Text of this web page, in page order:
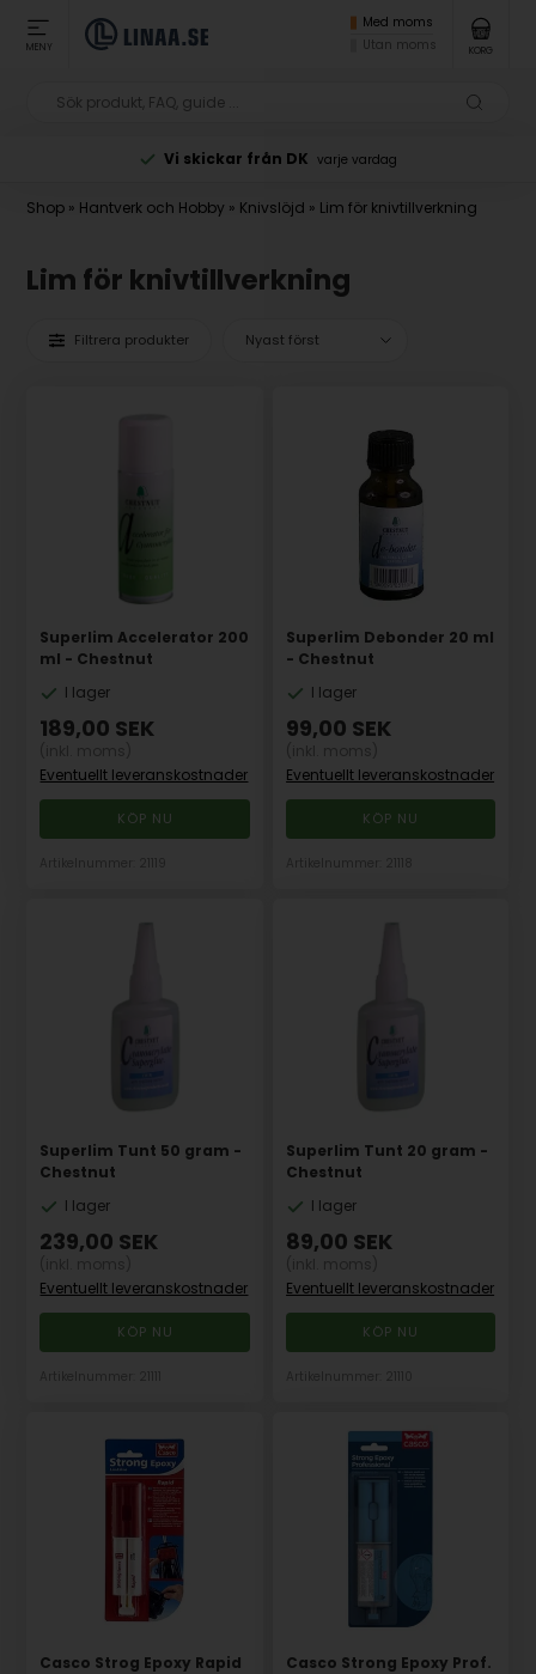
MENY
Med moms
Utan moms
KORG
Betala med Klarna vid beställning
Shop » Hantverk och Hobby » Knivslöjd » Lim för knivtillverkning
Lim för knivtillverkning
Filtrera produkter
Superlim Accelerator 200
ml - Chestnut
I lager
189,00 SEK
Eventuellt leveranskostnader
Superlim Debonder 20 ml
- Chestnut
I lager
99,00 SEK
Eventuellt leveranskostnader
Superlim Tunt 50 gram -
Chestnut
I lager
239,00 SEK
Eventuellt leveranskostnader
Superlim Tunt 20 gram -
Chestnut
I lager
89,00 SEK
Eventuellt leveranskostnader
Casco Strog Epoxy Rapid
Casco Strong Epoxy Prof.